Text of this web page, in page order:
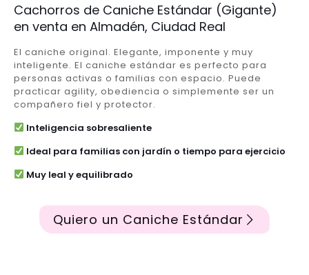
Cachorros de Caniche Estándar (Gigante)
en venta en Almadén, Ciudad Real
El caniche original. Elegante, imponente y muy
inteligente. El caniche estándar es perfecto para
personas activas o familias con espacio. Puede
practicar agility, obediencia o simplemente ser un
compañero fiel y protector.
Inteligencia sobresaliente
Ideal para familias con jardín o tiempo para ejercicio
Muy leal y equilibrado
Quiero un Caniche Estándar